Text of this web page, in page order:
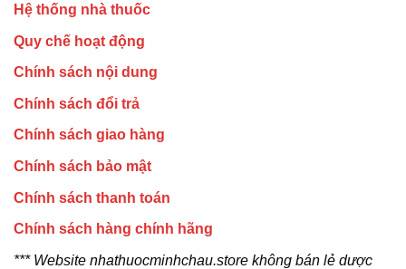
Hệ thống nhà thuốc
Quy chế hoạt động
Chính sách nội dung
Chính sách đổi trả
Chính sách giao hàng
Chính sách bảo mật
Chính sách thanh toán
Chính sách hàng chính hãng
*** Website nhathuocminhchau.store không bán lẻ dược